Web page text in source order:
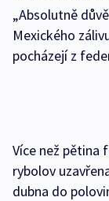
„Absolutně
Mexického
pocházejí z
Více než pětina
rybolov
dubna do